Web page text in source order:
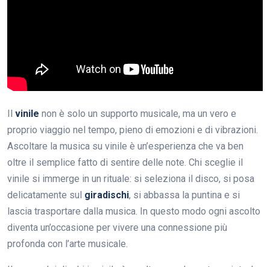
vinile non è solo un supporto musicale, ma un vero e
proprio viaggio nel tempo, pieno di emozioni e di vibrazioni.
Ascoltare la musica su vinile è un’esperienza che va ben
oltre il semplice fatto di sentire delle note. Chi sceglie il
vinile si immerge in un rituale: si seleziona il disco, si posa
delicatamente sul giradischi, si abbassa la puntina e si
lascia trasportare dalla musica. In questo modo ogni ascolto
diventa un’occasione per vivere una connessione più
profonda con l’arte musicale.